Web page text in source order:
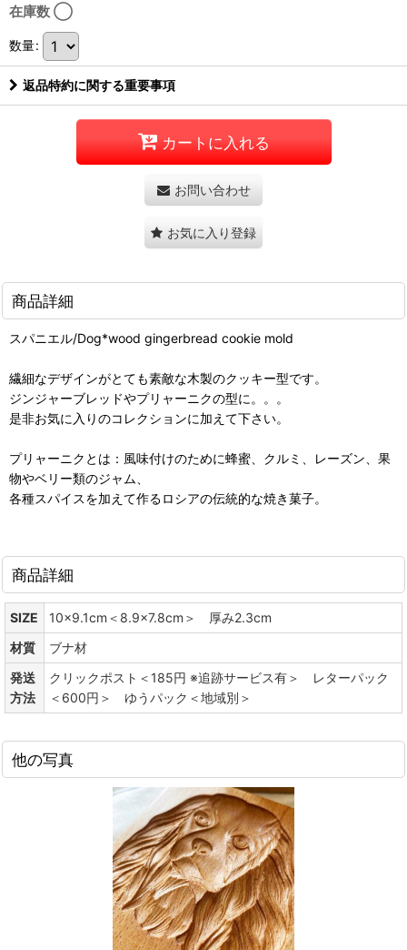
在庫数 ◯
数量:
返品特約に関する重要事項
カートに入れる
お問い合わせ
お気に入り登録
商品詳細
スパニエル/Dog*wood gingerbread cookie mold
繊細なデザインがとても素敵な木製のクッキー型です。
ジンジャーブレッドやプリャーニクの型に。。。
是非お気に入りのコレクションに加えて下さい。
プリャーニクとは：風味付けのために蜂蜜、クルミ、レーズン、果
物やベリー類のジャム、
各種スパイスを加えて作るロシアの伝統的な焼き菓子。
商品詳細
SIZE
10x9.1cm＜8.9x7.8cm＞ 厚み2.3cm
材質
ブナ材
発送
方法
クリックポスト＜185円 ※追跡サービス有＞ レターパック
＜600円＞ ゆうパック＜地域別＞
他の写真